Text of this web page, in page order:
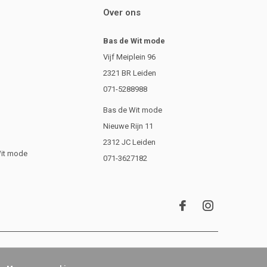
mode
Over ons
Bas de Wit mode
Vijf Meiplein 96
2321 BR Leiden
071-5288988
Bas de Wit mode
Nieuwe Rijn 11
2312 JC Leiden
071-3627182